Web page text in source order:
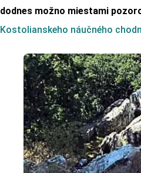
dodnes možno miestami
Kostolianskeho náučného